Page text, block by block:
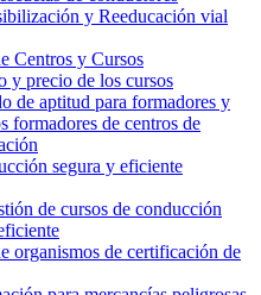
y Reeducación vial
Centros y Cursos
y precio de los cursos
de aptitud para formadores y
formadores de centros de
segura y eficiente
de cursos de conducción
organismos de certificación de